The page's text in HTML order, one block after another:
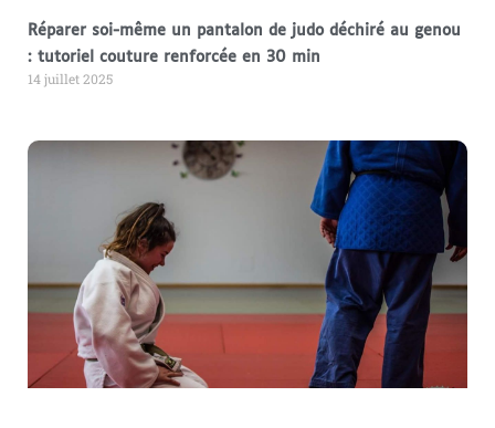
Réparer soi-même un pantalon de judo déchiré au genou
: tutoriel couture renforcée en 30 min
14 juillet 2025